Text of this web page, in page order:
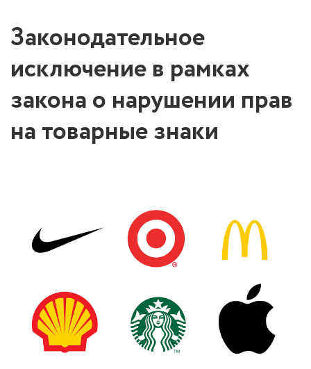
Законодательное
исключение в рамках
закона о нарушении прав
на товарные знаки